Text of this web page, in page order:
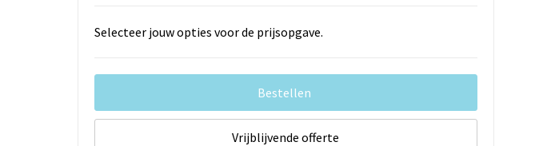
Selecteer jouw opties voor de prijsopgave.
Bestellen
Vrijblijvende offerte